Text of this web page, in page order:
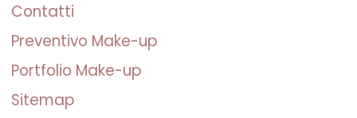
Contatti
Preventivo Make-up
Portfolio Make-up
Sitemap